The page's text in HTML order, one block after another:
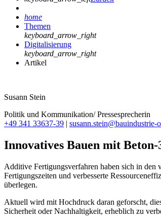
home
Themen
keyboard_arrow_right
Digitalisierung
keyboard_arrow_right
Artikel
Susann Stein
Politik und Kommunikation/ Pressesprecherin
+49 341 33637-39 | susann.stein@bauindustrie-
Innovatives Bauen mit
Additive Fertigungsverfahren haben sich in den
Fertigungszeiten und verbesserte
überlegen.
Aktuell wird mit Hochdruck daran geforscht,
Sicherheit oder Nachhaltigkeit, erheblich zu